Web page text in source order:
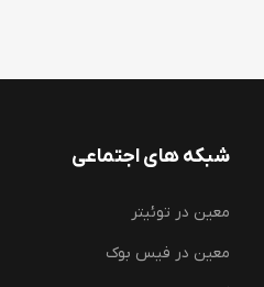
شبکه های اجتماعی
معین در توئیتر
معین در فیس بوک